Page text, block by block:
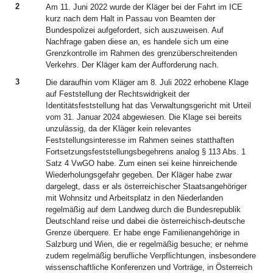
2
Am 11. Juni 2022 wurde der Kläger bei der Fahrt im ICE
kurz nach dem Halt in Passau von Beamten der
Bundespolizei aufgefordert, sich auszuweisen. Auf
Nachfrage gaben diese an, es handele sich um eine
Grenzkontrolle im Rahmen des grenzüberschreitenden
Verkehrs. Der Kläger kam der Aufforderung nach.
3
Die daraufhin vom Kläger am 8. Juli 2022 erhobene Klage
auf Feststellung der Rechtswidrigkeit der
Identitätsfeststellung hat das Verwaltungsgericht mit Urteil
vom 31. Januar 2024 abgewiesen. Die Klage sei bereits
unzulässig, da der Kläger kein relevantes
Feststellungsinteresse im Rahmen seines statthaften
Fortsetzungsfeststellungsbegehrens analog § 113 Abs. 1
Satz 4 VwGO habe. Zum einen sei keine hinreichende
Wiederholungsgefahr gegeben. Der Kläger habe zwar
dargelegt, dass er als österreichischer Staatsangehöriger
mit Wohnsitz und Arbeitsplatz in den Niederlanden
regelmäßig auf dem Landweg durch die Bundesrepublik
Deutschland reise und dabei die österreichisch-deutsche
Grenze überquere. Er habe enge Familienangehörige in
Salzburg und Wien, die er regelmäßig besuche; er nehme
zudem regelmäßig berufliche Verpflichtungen, insbesondere
wissenschaftliche Konferenzen und Vorträge, in Österreich